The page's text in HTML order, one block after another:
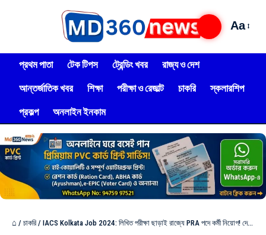
Aa
প্রথম পাতা টেক টিপস ট্রেন্ডিং খবর
রাজ্য ও দেশ
আন্তর্জাতিক খবর
শিক্ষা পরীক্ষা ও রেজাল্ট চাকরি
স্কলারশিপ
প্রকল্প
অনলাইন ইনকাম
⌂ / চাকরি / IACS Kolkata Job 2024: লিখিত পরীক্ষা ছাড়াই রাজ্যে PRA পদে কর্মী নিয়োগ! দেখুন আবেদন পদ্ধতি